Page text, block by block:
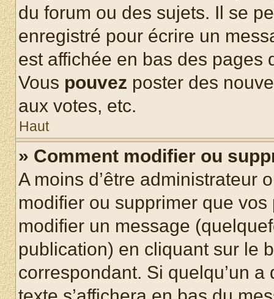
du forum ou des sujets. Il se
enregistré pour écrire un
est affichée en bas des pages
Vous pouvez poster des
aux votes, etc.
Haut
» Comment modifier ou
A moins d’être administrateur
modifier ou supprimer que
modifier un message
publication) en cliquant sur le
correspondant. Si quelqu’un